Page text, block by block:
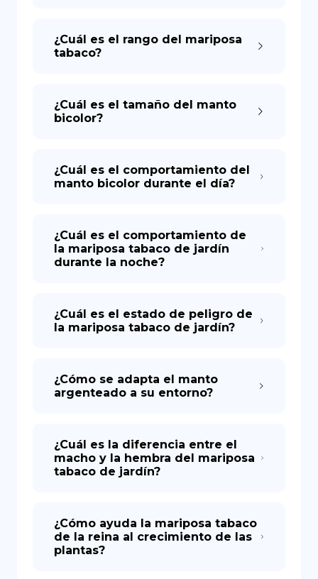
¿Cuál es el rango del mariposa
tabaco?
¿Cuál es el tamaño del manto
bicolor?
¿Cuál es el comportamiento del
manto bicolor durante el día?
¿Cuál es el comportamiento de
la mariposa tabaco de jardín
durante la noche?
¿Cuál es el estado de peligro de
la mariposa tabaco de jardín?
¿Cómo se adapta el manto
argenteado a su entorno?
¿Cuál es la diferencia entre el
macho y la hembra del mariposa
tabaco de jardín?
¿Cómo ayuda la mariposa tabaco
de la reina al crecimiento de las
plantas?